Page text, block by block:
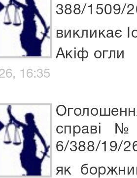
388/1509/
викликає
Акіф огли
16:35
справі
6/388/19/
як